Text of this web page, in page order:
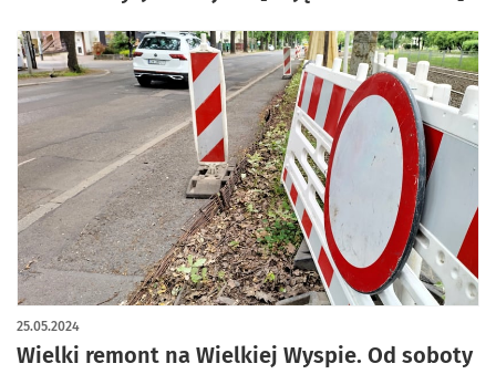
Wielki remont na Wielkiej Wyspie. Od soboty
25.05.2024